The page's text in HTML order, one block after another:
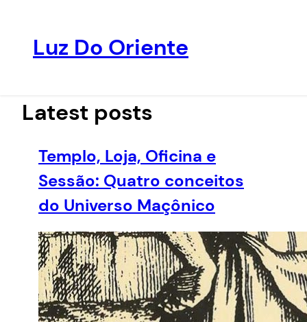
conteúdo
Luz Do Oriente
Latest posts
Templo, Loja, Oficina e
Sessão: Quatro conceitos
do Universo Maçônico